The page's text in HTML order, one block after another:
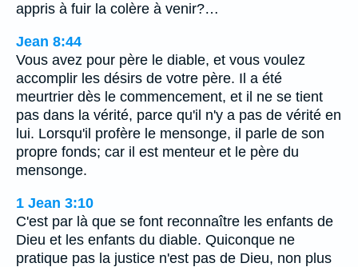
appris à fuir la colère à venir?…
Jean 8:44
Vous avez pour père le diable, et vous voulez
accomplir les désirs de votre père. Il a été
meurtrier dès le commencement, et il ne se tient
pas dans la vérité, parce qu'il n'y a pas de vérité en
lui. Lorsqu'il profère le mensonge, il parle de son
propre fonds; car il est menteur et le père du
mensonge.
1 Jean 3:10
C'est par là que se font reconnaître les enfants de
Dieu et les enfants du diable. Quiconque ne
pratique pas la justice n'est pas de Dieu, non plus